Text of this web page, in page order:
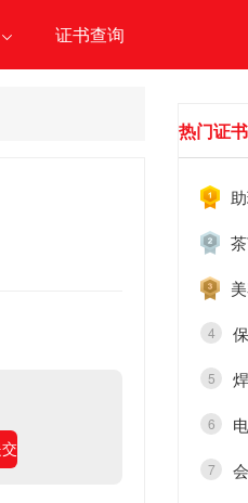
证书查询
热门证书
4
5
6
7